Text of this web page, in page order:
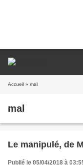
Accueil » mal
mal
Le manipulé, de
Publié le 05/04/2018 à